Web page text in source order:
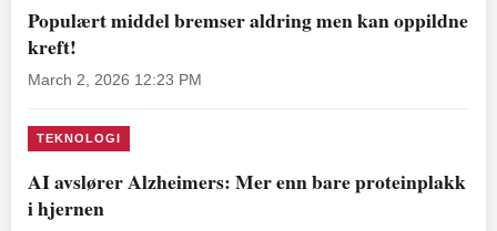
Populært middel bremser aldring men kan oppildne
kreft!
March 2, 2026 12:23 PM
TEKNOLOGI
AI avslører Alzheimers: Mer enn bare proteinplakk
i hjernen